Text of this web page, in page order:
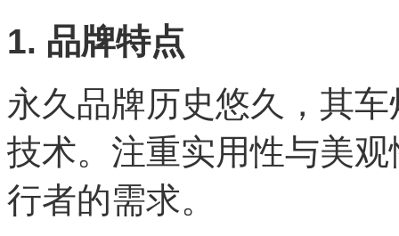
1. 品牌特点
永久品牌历史悠久，其
技术。注重实用性与美
行者的需求。